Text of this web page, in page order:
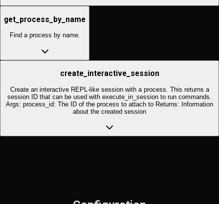
get_process_by_name
Find a process by name.
create_interactive_session
Create an interactive REPL-like session with a process. This returns a
session ID that can be used with execute_in_session to run commands.
Args: process_id: The ID of the process to attach to Returns: Information
about the created session